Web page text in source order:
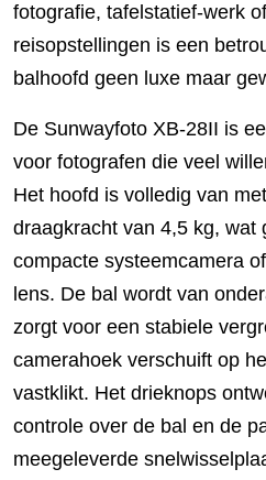
fotografie, tafelstatief-werk
reisopstellingen is een
balhoofd geen luxe maar
De Sunwayfoto XB-28II is
voor fotografen die veel
Het hoofd is volledig van
draagkracht van 4,5 kg, wat
compacte systeemcamera
lens. De bal wordt van
zorgt voor een stabiele
camerahoek verschuift op
vastklikt. Het drieknops
controle over de bal en de
meegeleverde